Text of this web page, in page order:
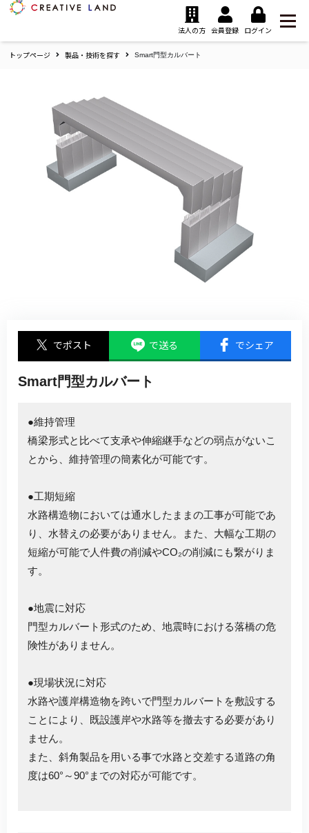
ク
エ
イ
法人の方 会員登録 ログイン
トップページ 製品・技術を探す Smart門型カルバート
でポスト で送る でシェア
Smart門型カルバート
●維持管理
橋梁形式と比べて支承や伸縮継手などの弱点がないこ
とから、維持管理の簡素化が可能です。
●工期短縮
水路構造物においては通水したままの工事が可能であ
り、水替えの必要がありません。また、大幅な工期の
短縮が可能で人件費の削減やCO₂の削減にも繋がりま
す。
●地震に対応
門型カルバート形式のため、地震時における落橋の危
険性がありません。
●現場状況に対応
水路や護岸構造物を跨いで門型カルバートを敷設する
ことにより、既設護岸や水路等を撤去する必要があり
ません。
また、斜角製品を用いる事で水路と交差する道路の角
度は60°～90°までの対応が可能です。